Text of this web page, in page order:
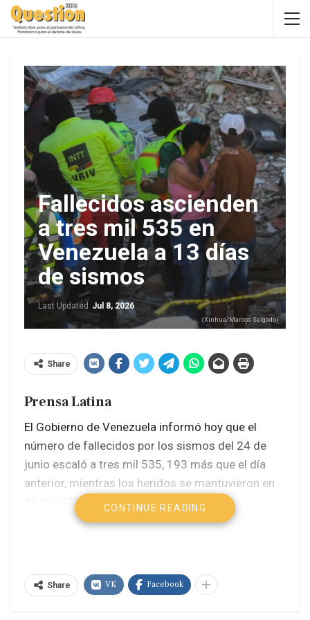
Fallecidos ascienden
a tres mil 535 en
Venezuela a 13 días
de sismos
Last Updated Jul 8, 2026
(Xinhua/Marcos Salgado)
Share
Prensa Latina
El Gobierno de Venezuela informó hoy que el
número de fallecidos por los sismos del 24 de
junio escaló a tres mil 535, 193 más que el día
anterior, mientras los heridos se mantuvieron en
16 mil 770.
Asamblea Nacional (parlamento) Jorge Rodríguez
CONTINUE READING
Share VK Facebook